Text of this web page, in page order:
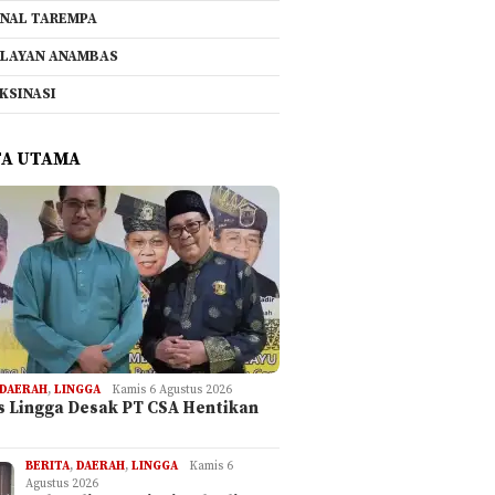
TAREMPA
ANAMBAS
UTAMA
DAERAH,LINGGA Kamis 6 Agustus 2026
Lingga Desak PT CSA Hentikan
BERITA,DAERAH,LINGGA
Kamis 6
Agustus 2026